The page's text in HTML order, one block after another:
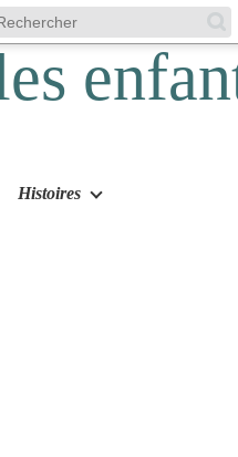
Histoires